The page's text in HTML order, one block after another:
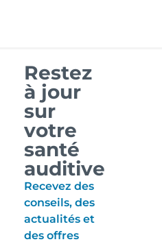
Restez
à jour
sur
votre
santé
auditive
Recevez des
conseils, des
actualités et
des offres